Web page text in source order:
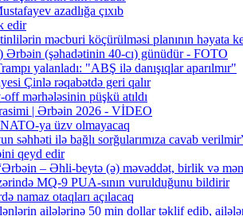
azadlığa çıxıb
edir
məcburi köçürülməsi planının həyata
Ərbəin (şəhadətinin 40-cı) günüdür - FOTO
yalanladı: "ABŞ ilə danışıqlar aparılmır"
Çinlə rəqabətdə geri qalır
mərhələsinin püşkü atıldı
| Ərbəin 2026 - VİDEO
ya üzv olmayacaq
səhhəti ilə bağlı sorğularımıza cavab
qeyd edir
– Əhli-beytə (ə) məvəddət, birlik və
MQ-9 PUA-sının vurulduğunu bildirir
namaz otaqları açılacaq
ailələrinə 50 min dollar təklif edib,